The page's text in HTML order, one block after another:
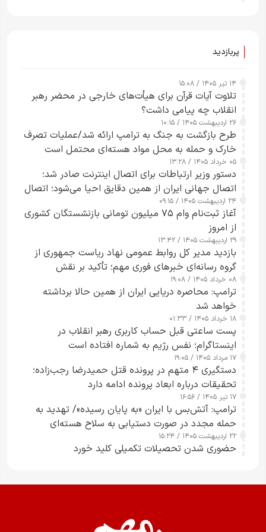
پربازدید
۱۴ تیر ۱۴۰۵ / ۱۵:۰۸
تلاوت آیات قرآن برای هیأت‌های خارجی در محضر رهبر
انقلاب چه پیامی داشت؟
۲۶ اردیبهشت ۱۴۰۵ / ۱۰:۱۵
طرح‌ بازگشت به جنگ به ترامپ ارائه شد/عملیات تصرف
خارک و حمله به محل مواد هسته‌ای محتمل است
۰۵ خرداد ۱۴۰۵ / ۱۳:۲۸
دستور وزیر ارتباطات برای اتصال اینترنت صادر شد؛
اتصال جهانی ایران از همین دقایق احیا می‌شود؛ اتصال
کامل مردم تا ۲۴ ساعت آینده
۲۴ اردیبهشت ۱۴۰۵ / ۰۹:۱۵
آغاز ثبت‌نام وام ۷۵ میلیون تومانی بازنشستگان کشوری
از امروز
۲۹ اردیبهشت ۱۴۰۵ / ۱۳:۴۲
بازدید مدیر کل روابط عمومی نهاد ریاست جمهوری از
گروه رسانه‌ای خبرهای فوری مهم؛ تأکید بر نقش
رسانه‌های هوشمند و مسئول در ارتقای آگاهی عمومی
۰۸ خرداد ۱۴۰۵ / ۱۹:۰۸
ترامپ: محاصره دریایی ایران از همین حالا برداشته
خواهد شد
۱۸ خرداد ۱۴۰۵ / ۰۱:۳۳
پست ساعتی قبل حساب کاربری رهبر انقلاب در
اینستاگرام؛ نفس رژیم به شماره افتاده است​
۱۷ مرداد ۱۴۰۵ / ۱۹:۰۵
دستگیری ۴ متهم در پرونده قتل حمیدرضا رجب‌زاده؛
تحقیقات درباره ابعاد پرونده ادامه دارد
۱۷ تیر ۱۴۰۵ / ۱۶:۵۶
ترامپ: آتش‌بس با ایران «به پایان رسیده»/ تهدید به
حمله مجدد در صورت دستیابی به سلاح هسته‌ای
۲۲ اردیبهشت ۱۴۰۵ / ۱۵:۲۴
حضوری شدن تحصیلات تکمیلی کلید خورد